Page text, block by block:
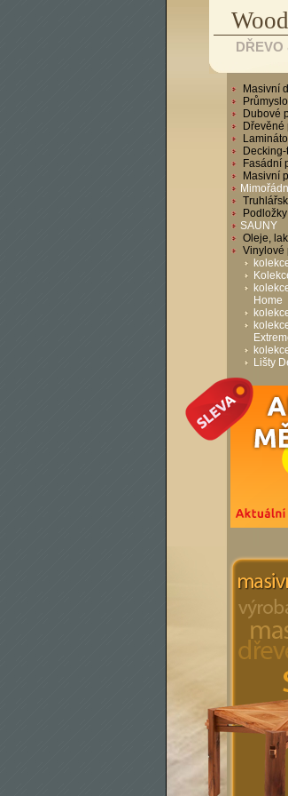
Masivní
Dubové
Dřevěné
Fasádní
Masivní
SAUNY
Oleje,
Vinylové
Home
Lišty